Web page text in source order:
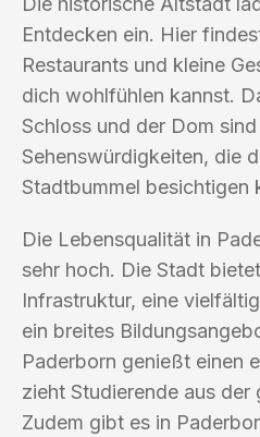
Entdecken ein. Hier
Restaurants und kleine
dich wohlfühlen kannst.
Schloss und der Dom
Sehenswürdigkeiten, die
Stadtbummel besichtigen
Die Lebensqualität in
sehr hoch. Die Stadt
Infrastruktur, eine
ein breites
Paderborn genießt einen
zieht Studierende aus der
Zudem gibt es in